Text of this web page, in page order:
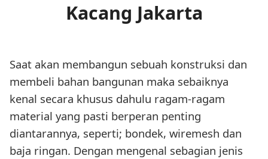
Kacang Jakarta
Saat akan membangun sebuah konstruksi dan
membeli bahan bangunan maka sebaiknya
kenal secara khusus dahulu ragam-ragam
material yang pasti berperan penting
diantarannya, seperti; bondek, wiremesh dan
baja ringan. Dengan mengenal sebagian jenis